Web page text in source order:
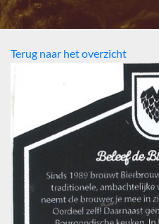
Terug naar het overzicht